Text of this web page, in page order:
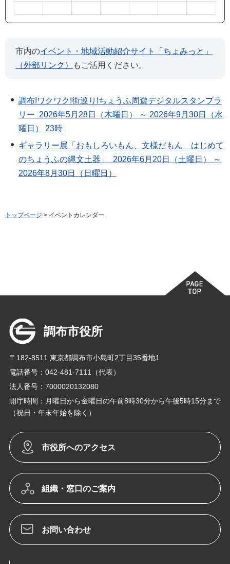
市内のイベント・地域活動紹介サイト「ちょみっと」
（外部リンク）
もご活用ください。
調布!ワクワク!街巡り!ちょうふ周遊デジタルスタンプラ
リー 2026年5月28日（木曜日） ～ 2026年9月30日（水
曜日） 23時
ギャラリー展「おもしろいもん、文様だもん はじめて
のちょうふの縄文土器」 2026年6月20日（土曜日） ～
2026年8月30日（日曜日）
トップページ > イベントカレンダー
調布市役所
〒182-8511 東京都調布市小島町2丁目35番地1
電話番号：042-481-7111（代表）
法人番号：7000020132080
開庁時間：月曜日から金曜日の午前8時30分から午後5時15分まで
（祝日・年末年始を除く）
市役所へのアクセス
組織・窓口のご案内
お問い合わせ